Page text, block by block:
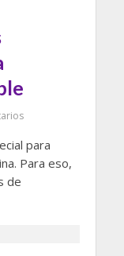
para
Para eso,
de